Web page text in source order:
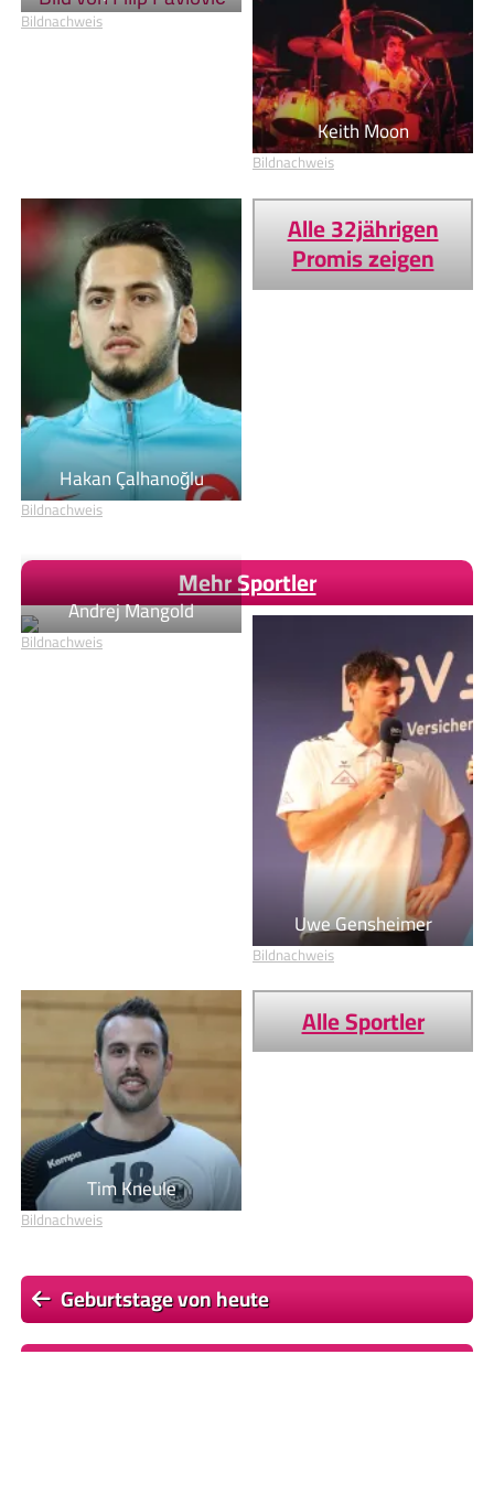
Bildnachweis
Keith Moon
Bildnachweis
Hakan Çalhanoğlu
Bildnachweis
Alle 32jährigen
Promis zeigen
Mehr Sportler
Andrej Mangold
Bildnachweis
Uwe Gensheimer
Bildnachweis
Tim Kneule
Bildnachweis
Alle Sportler
Geburtstage von heute